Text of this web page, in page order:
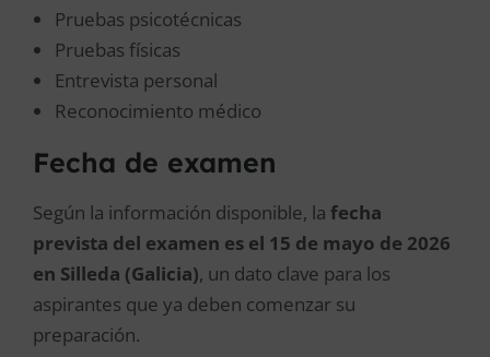
Pruebas psicotécnicas
Pruebas físicas
Entrevista personal
Reconocimiento médico
Fecha de examen
Según la información disponible, la fecha
prevista del examen es el 15 de mayo de 2026
en Silleda (Galicia), un dato clave para los
aspirantes que ya deben comenzar su
preparación.